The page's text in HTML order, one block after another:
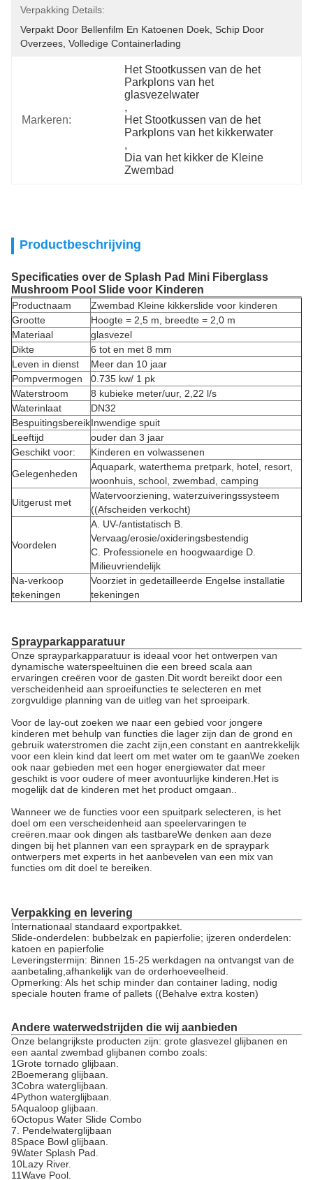
Verpakking Details:
Verpakt Door Bellenfilm En Katoenen Doek, Schip Door
Overzees, Volledige Containerlading
Markeren:
Het Stootkussen van de het
Parkplons van het
glasvezelwater
,
Het Stootkussen van de het
Parkplons van het kikkerwater
,
Dia van het kikker de Kleine
Zwembad
Productbeschrijving
Specificaties over de Splash Pad Mini Fiberglass
Mushroom Pool Slide voor Kinderen
Productnaam
Zwembad Kleine kikkerslide voor kinderen
Grootte
Hoogte = 2,5 m, breedte = 2,0 m
Materiaal
glasvezel
Dikte
6 tot en met 8 mm
Leven in dienst
Meer dan 10 jaar
Pompvermogen
0.735 kw/ 1 pk
Waterstroom
8 kubieke meter/uur, 2,22 l/s
Waterinlaat
DN32
BespuitingsbereikInwendige spuit
Leeftijd
ouder dan 3 jaar
Geschikt voor:
Kinderen en volwassenen
Gelegenheden
Aquapark, waterthema pretpark, hotel, resort,
woonhuis, school, zwembad, camping
Uitgerust met
Watervoorziening, waterzuiveringssysteem
((Afscheiden verkocht)
Voordelen
A. UV-/antistatisch B.
Vervaag/erosie/oxideringsbestendig
C. Professionele en hoogwaardige D.
Milieuvriendelijk
Na-verkoop
tekeningen
Voorziet in gedetailleerde Engelse installatie
tekeningen
Sprayparkapparatuur
Onze sprayparkapparatuur is ideaal voor het ontwerpen van
dynamische waterspeeltuinen die een breed scala aan
ervaringen creëren voor de gasten.Dit wordt bereikt door een
verscheidenheid aan sproeifuncties te selecteren en met
zorgvuldige planning van de uitleg van het sproeipark.
Voor de lay-out zoeken we naar een gebied voor jongere
kinderen met behulp van functies die lager zijn dan de grond en
gebruik waterstromen die zacht zijn,een constant en aantrekkelijk
voor een klein kind dat leert om met water om te gaanWe zoeken
ook naar gebieden met een hoger energiewater dat meer
geschikt is voor oudere of meer avontuurlijke kinderen.Het is
mogelijk dat de kinderen met het product omgaan..
Wanneer we de functies voor een spuitpark selecteren, is het
doel om een verscheidenheid aan speelervaringen te
creëren.maar ook dingen als tastbareWe denken aan deze
dingen bij het plannen van een spraypark en de spraypark
ontwerpers met experts in het aanbevelen van een mix van
functies om dit doel te bereiken.
Verpakking en levering
Internationaal standaard exportpakket.
Slide-onderdelen: bubbelzak en papierfolie; ijzeren onderdelen:
katoen en papierfolie
Leveringstermijn: Binnen 15-25 werkdagen na ontvangst van de
aanbetaling,afhankelijk van de orderhoeveelheid.
Opmerking: Als het schip minder dan container lading, nodig
speciale houten frame of pallets ((Behalve extra kosten)
Andere waterwedstrijden die wij aanbieden
Onze belangrijkste producten zijn: grote glasvezel glijbanen en
een aantal zwembad glijbanen combo zoals:
1Grote tornado glijbaan.
2Boemerang glijbaan.
3Cobra waterglijbaan.
4Python waterglijbaan.
5Aqualoop glijbaan.
6Octopus Water Slide Combo
7. Pendelwaterglijbaan
8Space Bowl glijbaan.
9Water Splash Pad.
10Lazy River.
11Wave Pool.